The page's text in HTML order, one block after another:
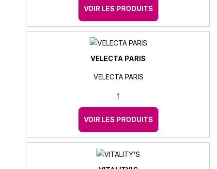
VOIR LES PRODUITS
VELECTA PARIS
VELECTA PARIS
1
VOIR LES PRODUITS